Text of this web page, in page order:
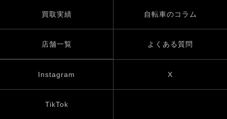
買取実績 自転車のコラム
店舗一覧 よくある質問
Instagram X
TikTok